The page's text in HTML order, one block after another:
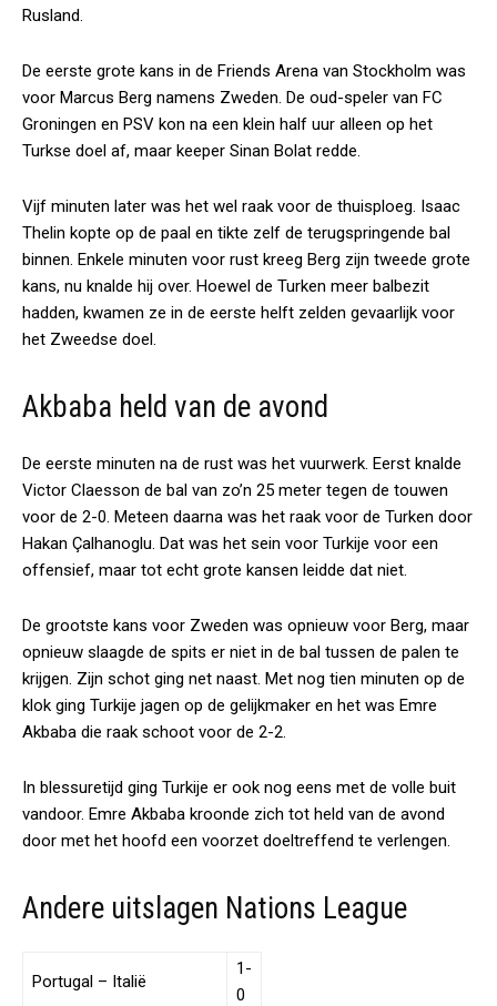
Rusland.
De eerste grote kans in de Friends Arena van Stockholm was
voor Marcus Berg namens Zweden. De oud-speler van FC
Groningen en PSV kon na een klein half uur alleen op het
Turkse doel af, maar keeper Sinan Bolat redde.
Vijf minuten later was het wel raak voor de thuisploeg. Isaac
Thelin kopte op de paal en tikte zelf de terugspringende bal
binnen. Enkele minuten voor rust kreeg Berg zijn tweede grote
kans, nu knalde hij over. Hoewel de Turken meer balbezit
hadden, kwamen ze in de eerste helft zelden gevaarlijk voor
het Zweedse doel.
Akbaba held van de avond
De eerste minuten na de rust was het vuurwerk. Eerst knalde
Victor Claesson de bal van zo’n 25 meter tegen de touwen
voor de 2-0. Meteen daarna was het raak voor de Turken door
Hakan Çalhanoglu. Dat was het sein voor Turkije voor een
offensief, maar tot echt grote kansen leidde dat niet.
De grootste kans voor Zweden was opnieuw voor Berg, maar
opnieuw slaagde de spits er niet in de bal tussen de palen te
krijgen. Zijn schot ging net naast. Met nog tien minuten op de
klok ging Turkije jagen op de gelijkmaker en het was Emre
Akbaba die raak schoot voor de 2-2.
In blessuretijd ging Turkije er ook nog eens met de volle buit
vandoor. Emre Akbaba kroonde zich tot held van de avond
door met het hoofd een voorzet doeltreffend te verlengen.
Andere uitslagen Nations League
Portugal – Italië
1-
0